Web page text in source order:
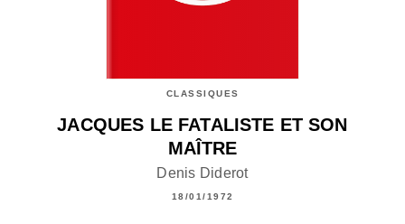
CLASSIQUES
JACQUES LE FATALISTE ET SON
MAÎTRE
Denis Diderot
18/01/1972